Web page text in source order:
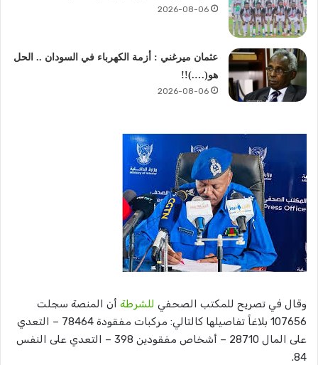
2026-08-06
عثمان ميرغني : أزمة الكهرباء في السودان .. الحل
هو(….)!!
2026-08-06
وقال في تصريح للمكتب الصحفي للشرطة أن المنصة سجلت
107656 بلاغاً تفاصيلها كالتالي: مركبات مفقودة 78464 – التعدي
على المال 28710 – أشخاص مفقودين 398 – التعدي على النفس
84.